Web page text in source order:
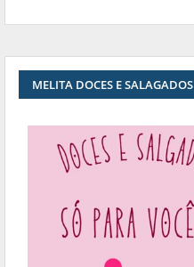
MELITA DOCES E SALAGADOS